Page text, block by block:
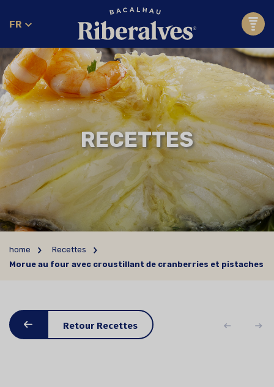
FR
RECETTES
home
Recettes
Morue au four avec croustillant de cranberries et pistaches
Retour Recettes